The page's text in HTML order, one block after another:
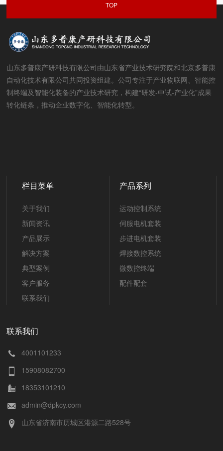
TOP
山东多普康产研科技有限公司由山东省产业技术研究院和北京多普康
自动化技术有限公司共同投资组建。公司专注于产业物联网、智能控
制终端及智能化装备的产业技术研究，构建“研发-中试-产业化”成果
转化链条，推动企业数字化、智能化转型。
栏目菜单
关于我们
新闻资讯
产品展示
解决方案
典型案例
客户服务
联系我们
产品系列
运动控制系统
伺服电机套装
步进电机套装
焊接数控系统
微数控终端
配件配套
联系我们
4001101233
15908082700
18353101210
admin@dpkcy.com
山东省济南市历城区港源二路528号